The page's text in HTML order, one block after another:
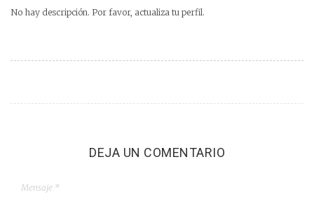
No hay descripción. Por favor, actualiza tu perfil.
DEJA UN COMENTARIO